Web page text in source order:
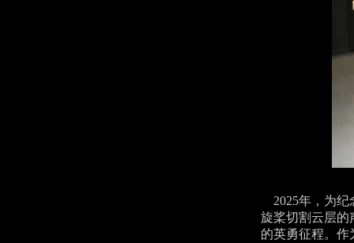
2025年，为纪
旋桨切割云层的
的英勇征程。作